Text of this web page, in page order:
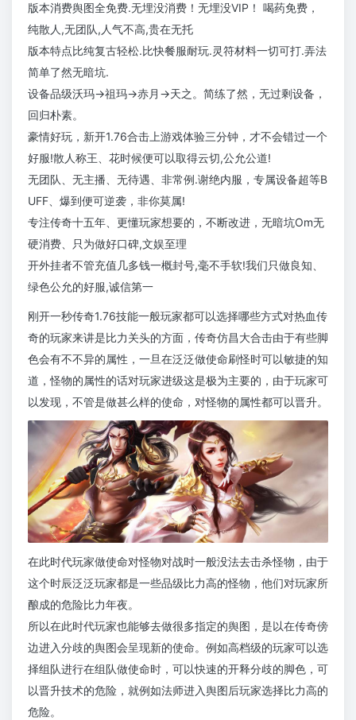
版本消费舆图全免费.无埋没消费！无埋没VIP！ 喝药免费，
纯散人,无团队,人气不高,贵在无托
版本特点比纯复古轻松.比快餐服耐玩.灵符材料一切可打.弄法
简单了然无暗坑.
设备品级沃玛→祖玛→赤月→天之。简练了然，无过剩设备，
回归朴素。
豪情好玩，新开1.76合击上游戏体验三分钟，才不会错过一个
好服!散人称王、花时候便可以取得云切,公允公道!
无团队、无主播、无待遇、非常例.谢绝内服，专属设备超等B
UFF、爆到便可逆袭，非你莫属!
专注传奇十五年、更懂玩家想要的，不断改进，无暗坑Om无
硬消费、只为做好口碑,文娱至理
开外挂者不管充值几多钱一概封号,毫不手软!我们只做良知、
绿色公允的好服,诚信第一
刚开一秒传奇1.76技能一般玩家都可以选择哪些方式对热血传
奇的玩家来讲是比力关头的方面，传奇仿昌大合击由于有些脚
色会有不不异的属性，一旦在泛泛做使命刷怪时可以敏捷的知
道，怪物的属性的话对玩家进级这是极为主要的，由于玩家可
以发现，不管是做甚么样的使命，对怪物的属性都可以晋升。
在此时代玩家做使命对怪物对战时一般没法去击杀怪物，由于
这个时辰泛泛玩家都是一些品级比力高的怪物，他们对玩家所
酿成的危险比力年夜。
所以在此时代玩家也能够去做很多指定的舆图，是以在传奇傍
边进入分歧的舆图会呈现新的使命。例如高档级的玩家可以选
择组队进行在组队做使命时，可以快速的开释分歧的脚色，可
以晋升技术的危险，就例如法师进入舆图后玩家选择比力高的
危险。